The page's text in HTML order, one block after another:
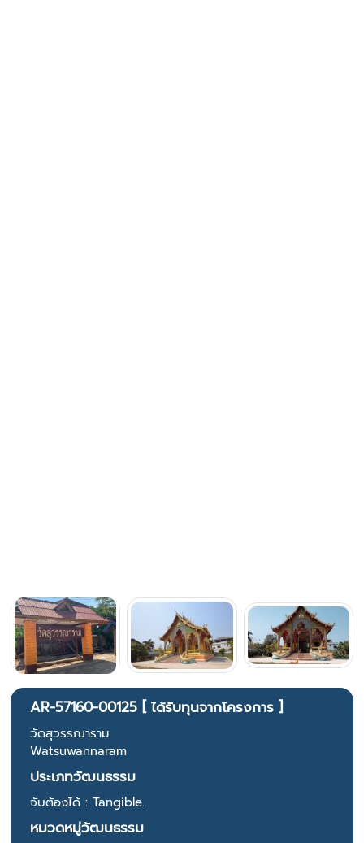
AR-57160-00125 [ ได้รับทุนจากโครงการ ]
วัดสุวรรณาราม
Watsuwannaram
ประเภทวัฒนธรรม
จับต้องได้ : Tangible.
หมวดหมู่วัฒนธรรม